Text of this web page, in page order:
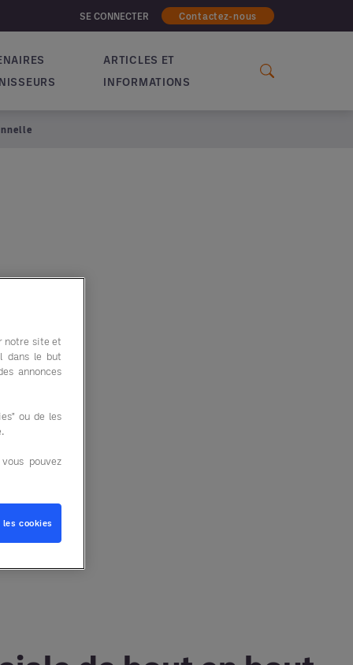
SE CONNECTER Contactez-nous
ARTICLES ET
INFORMATIONS
notre site et
dans le but
annonces
ou de les
pouvez
cookies